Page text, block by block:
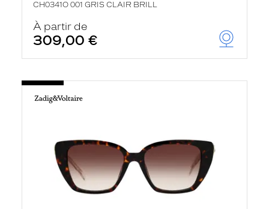
CH0341O 001 GRIS CLAIR BRILL
À partir de
309,00 €